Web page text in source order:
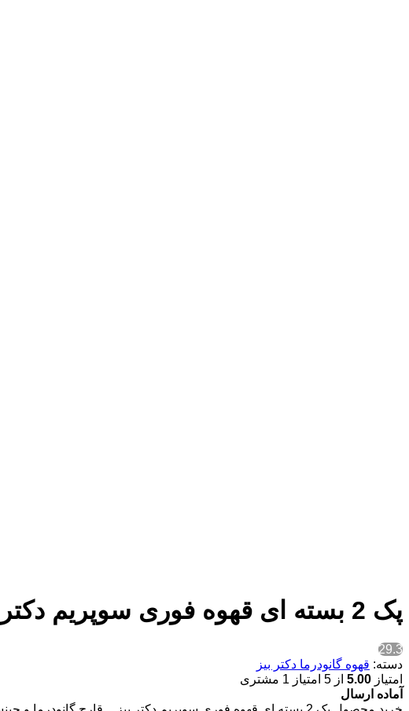
پک 2 بسته ای قهوه فوری سوپریم دکتر بیز _ قارچ گانودرما و جینسینگ 20 عددی
29.3
دسته: قهوه گانودرما دکتر بیز
امتیاز 5.00 از 5 امتیاز 1 مشتری
آماده ارسال